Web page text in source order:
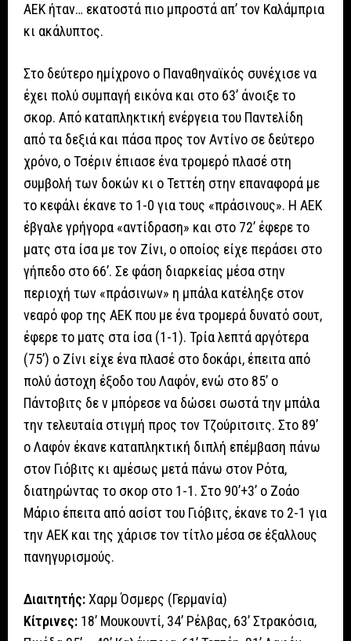
ΑΕΚ ήταν… εκατοστά πιο μπροστά απ’ τον Καλάμπρια
κι ακάλυπτος.
Στο δεύτερο ημίχρονο ο Παναθηναϊκός συνέχισε να
έχει πολύ συμπαγή εικόνα και στο 63’ άνοιξε το
σκορ. Από καταπληκτική ενέργεια του Παντελίδη
από τα δεξιά και πάσα προς τον Αντίνο σε δεύτερο
χρόνο, ο Τσέριν έπιασε ένα τρομερό πλασέ στη
συμβολή των δοκών κι ο Τεττέη στην επαναφορά με
το κεφάλι έκανε το 1-0 για τους «πράσινους». Η ΑΕΚ
έβγαλε γρήγορα «αντίδραση» και στο 72’ έφερε το
ματς στα ίσα με τον Ζίνι, ο οποίος είχε περάσει στο
γήπεδο στο 66’. Σε φάση διαρκείας μέσα στην
περιοχή των «πράσινων» η μπάλα κατέληξε στον
νεαρό φορ της ΑΕΚ που με ένα τρομερά δυνατό σουτ,
έφερε το ματς στα ίσα (1-1). Τρία λεπτά αργότερα
(75’) ο Ζίνι είχε ένα πλασέ στο δοκάρι, έπειτα από
πολύ άστοχη έξοδο του Λαφόν, ενώ στο 85’ ο
Πάντοβιτς δε ν μπόρεσε να δώσει σωστά την μπάλα
την τελευταία στιγμή προς τον Τζούριτσιτς. Στο 89’
ο Λαφόν έκανε καταπληκτική διπλή επέμβαση πάνω
στον Γιόβιτς κι αμέσως μετά πάνω στον Ρότα,
διατηρώντας το σκορ στο 1-1. Στο 90’+3’ ο Ζοάο
Μάριο έπειτα από ασίστ του Γιόβιτς, έκανε το 2-1 για
την ΑΕΚ και της χάρισε τον τίτλο μέσα σε έξαλλους
πανηγυρισμούς.
Διαιτητής:Χαρμ Όσμερς (Γερμανία)
Κίτρινες: 18’ Μουκουντί, 34’ Ρέλβας, 63’ Στρακόσια,